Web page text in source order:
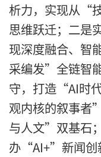
析力，实现从“
思维跃迁；二是
现深度融合、智
采编发”全链智
守，打造“AI时
观内核的叙事
与人文”双基石
办“AI+”新闻创